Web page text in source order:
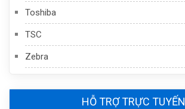
Toshiba
TSC
Zebra
HỖ TRỢ TRỰC TUYẾN